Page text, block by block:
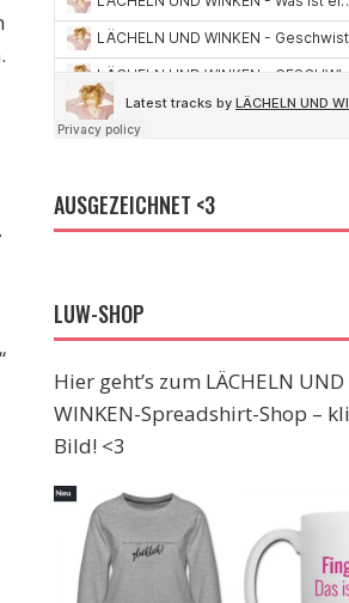
AUSGEZEICHNET <3
LUW-SHOP
Hier geht’s zum LÄCHELN UND
WINKEN-Spreadshirt-Shop –
Bild! <3